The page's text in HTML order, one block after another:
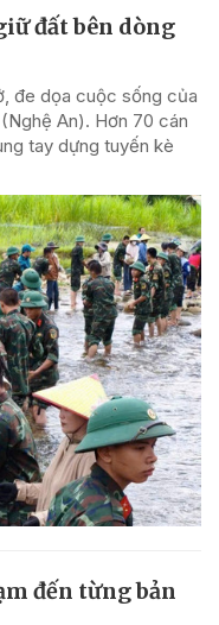
đất bên dòng
đe dọa cuộc sống của
An). Hơn 70 cán
tay dựng tuyến kè
đến từng bản